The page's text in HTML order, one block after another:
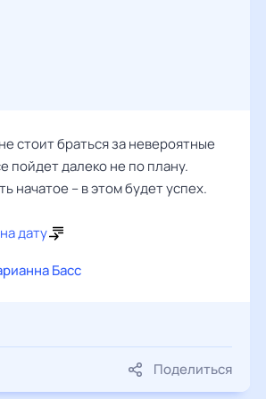
стоит браться за невероятные
пойдет далеко не по плану.
начатое – в этом будет успех.
дату
Басс
Поделиться